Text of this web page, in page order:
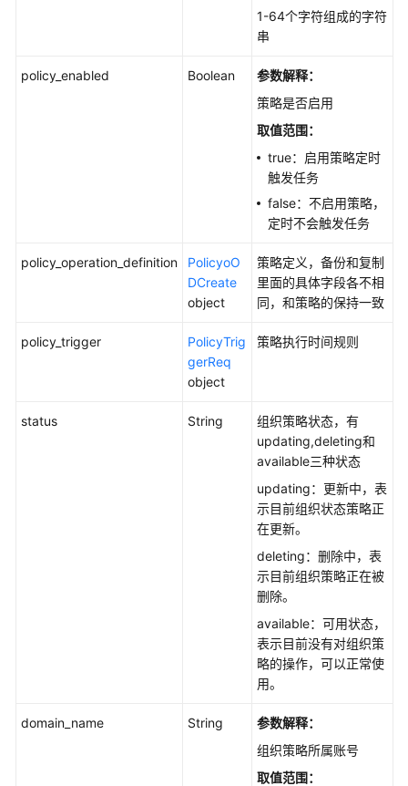
1-64个字符组成的字符
串
policy_enabled Boolean
参数解释：
策略是否启用
取值范围：
true：启用策略定时
触发任务
false：不启用策略，
定时不会触发任务
policy_operation_definition
PolicyoO
DCreate
object
策略定义，备份和复制
里面的具体字段各不相
同，和策略的保持一致
policy_trigger
PolicyTrig
gerReq
object
策略执行时间规则
status String
组织策略状态，有
updating,deleting和
available三种状态
updating：更新中，表
示目前组织状态策略正
在更新。
deleting：删除中，表
示目前组织策略正在被
删除。
available：可用状态，
表示目前没有对组织策
略的操作，可以正常使
用。
domain_name String
参数解释：
组织策略所属账号
取值范围：